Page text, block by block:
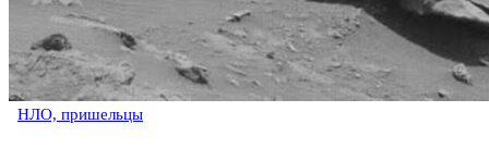
НЛО, пришельцы